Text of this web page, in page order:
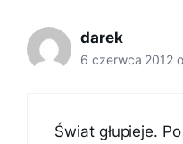
darek
6 czerwca 2012
Świat głupieje.